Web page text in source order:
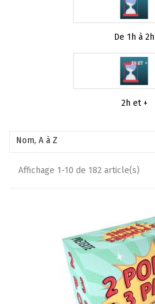
De 1h à 2h
2h et +
Nom, A à Z
Affichage 1-10 de 182 article(s)